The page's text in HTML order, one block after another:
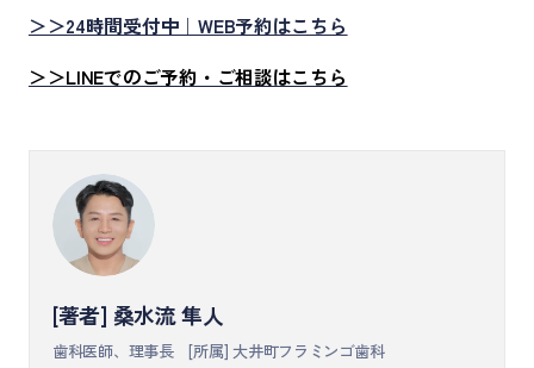
＞＞24時間受付中｜WEB予約はこちら
＞＞LINEでのご予約・ご相談はこちら
[著者] 桑水流 隼人
歯科医師、理事長[所属] 大井町フラミンゴ歯科